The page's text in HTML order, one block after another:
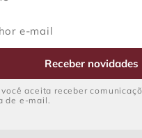
Receber novidades
aceita receber
de e-mail.